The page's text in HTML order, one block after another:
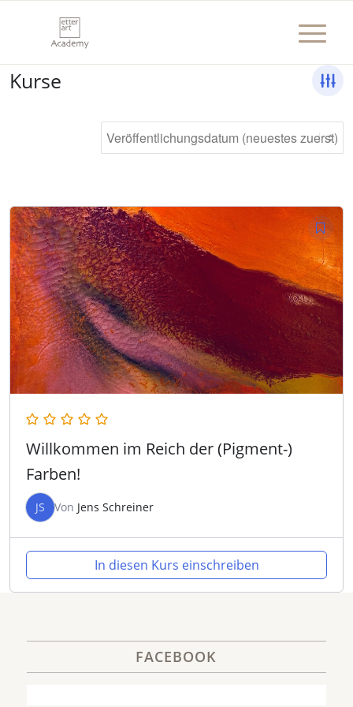
Kurse
Willkommen im Reich der (Pigment-)
Farben!
JS Von Jens Schreiner
In diesen Kurs einschreiben
FACEBOOK